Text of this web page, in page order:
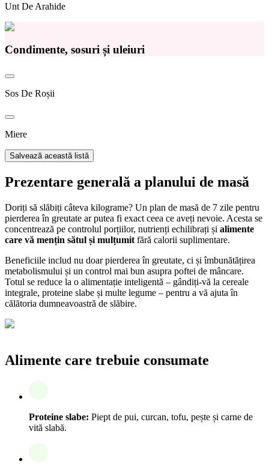
Unt De Arahide
Condimente, sosuri și uleiuri
Sos De Roșii
Miere
Salvează această listă
Prezentare generală a planului de masă
Doriți să slăbiți câteva kilograme? Un plan de masă de 7 zile pentru
pierderea în greutate ar putea fi exact ceea ce aveți nevoie. Acesta se
concentrează pe controlul porțiilor, nutrienți echilibrați și alimente
care vă mențin sătul și mulțumit fără calorii suplimentare.
Beneficiile includ nu doar pierderea în greutate, ci și îmbunătățirea
metabolismului și un control mai bun asupra poftei de mâncare.
Totul se reduce la o alimentație inteligentă – gândiți-vă la cereale
integrale, proteine slabe și multe legume – pentru a vă ajuta în
călătoria dumneavoastră de slăbire.
Alimente care trebuie consumate
Proteine slabe: Piept de pui, curcan, tofu, pește și carne de
vită slabă.